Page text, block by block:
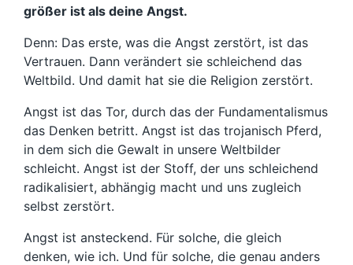
größer ist als deine Angst.
Denn: Das erste, was die Angst zerstört, ist das
Vertrauen. Dann verändert sie schleichend das
Weltbild. Und damit hat sie die Religion zerstört.
Angst ist das Tor, durch das der Fundamentalismus
das Denken betritt. Angst ist das trojanisch Pferd,
in dem sich die Gewalt in unsere Weltbilder
schleicht. Angst ist der Stoff, der uns schleichend
radikalisiert, abhängig macht und uns zugleich
selbst zerstört.
Angst ist ansteckend. Für solche, die gleich
denken, wie ich. Und für solche, die genau anders